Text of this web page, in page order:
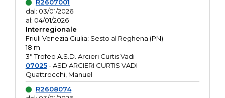
R2607001
dal: 03/01/2026
al: 04/01/2026
Interregionale
Friuli Venezia Giulia: Sesto al Reghena (PN)
18 m
3° Trofeo A.S.D. Arcieri Curtis Vadi
07025- ASD ARCIERI CURTIS VADI
Quattrocchi, Manuel
R2608074